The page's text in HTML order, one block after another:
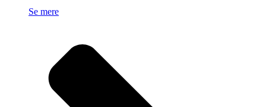
Se mere